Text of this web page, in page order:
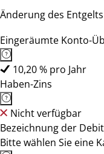
Änderung des
Eingeräumte Konto-
10,20 % pro Jahr
Haben-Zins
Nicht verfügbar
Bezeichnung der
Bitte wählen Sie eine